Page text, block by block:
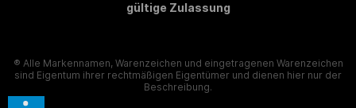
gültige Zulassung
® Alle Markennamen, Warenzeichen und eingetragenen Warenzeichen
sind Eigentum ihrer rechtmäßigen Eigentümer und dienen hier nur der
Beschreibung.